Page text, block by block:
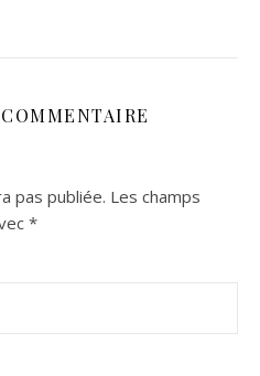
pas publiée. Les champs
*